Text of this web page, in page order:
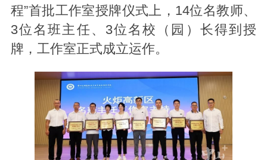
程”首批工作室授牌仪式上，14位名教师、
3位名班主任、3位名校（园）长得到授
牌，工作室正式成立运作。